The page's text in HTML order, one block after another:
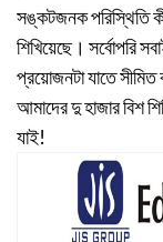
সঙ্কটজনক পরিস্থিতি কী
শিখিয়েছে। সর্বোপরি
প্রয়োজনটা যাতে
আমাদের দু হাজার বিশ
যাই!